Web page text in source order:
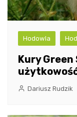
Hodowla
Kury Green
Dariusz Rudzik